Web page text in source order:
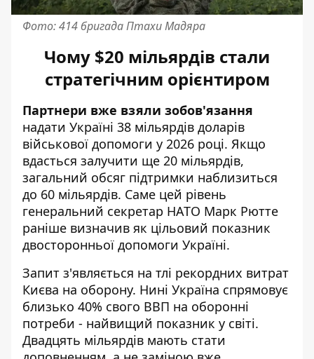
Фото: 414 бригада Птахи Мадяра
Чому $20 мільярдів стали
стратегічним орієнтиром
Партнери вже взяли зобов'язання
надати Україні 38 мільярдів доларів
військової допомоги у 2026 році. Якщо
вдасться залучити ще 20 мільярдів,
загальний обсяг підтримки наблизиться
до 60 мільярдів. Саме цей рівень
генеральний секретар НАТО Марк Рютте
раніше визначив як цільовий показник
двосторонньої допомоги Україні.
Запит з'являється на тлі рекордних витрат
Києва на оборону. Нині Україна спрямовує
близько 40% свого ВВП на оборонні
потреби - найвищий показник у світі.
Двадцять мільярдів мають стати